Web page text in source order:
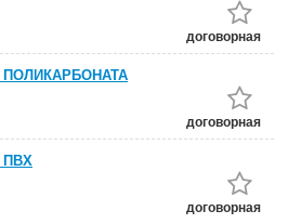
договорная
ПОЛИКАРБОНАТА
договорная
ПВХ
договорная